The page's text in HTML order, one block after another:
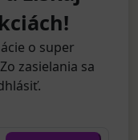
o super
zasielania sa